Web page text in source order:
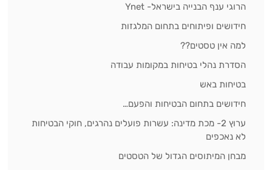
הרוגי ענף הבנייה בישראל- Ynet
חידושים ופיתוחים בתחום המלגזות
למה אין טסטים??
הסדרת נהלי בטיחות במקומות עבודה
בטיחות באש
חידושים בתחום הבטיחות והפעם…
ערוץ 2- מכת מדינה: עשרות פועלים נהרגים, חוקי הבטיחות
לא נאכפים
מבחן המיתוסים הגדול של הטסטים